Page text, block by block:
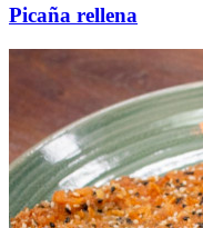
Picaña rellena